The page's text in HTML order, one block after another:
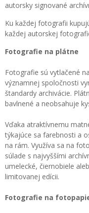
autorsky signované
Ku každej fotografii
každej autorskej
Fotografie na plátne
Fotografie sú vytlačené
významnej spoločnosti
štandardy archivácie.
bavlnené a neobsahuje
Vďaka atraktívnemu
týkajúce sa farebnosti a
na rám. Využíva sa na
súlade s najvyššími
umelecké, čiernobiele
limitovanej edícii.
Fotografie na